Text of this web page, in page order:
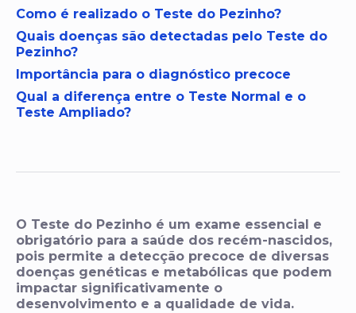
Como é realizado o Teste do Pezinho?
Quais doenças são detectadas pelo Teste do
Pezinho?
Importância para o diagnóstico precoce
Qual a diferença entre o Teste Normal e o
Teste Ampliado?
O Teste do Pezinho é um exame essencial e
obrigatório para a saúde dos recém-nascidos,
pois permite a detecção precoce de diversas
doenças genéticas e metabólicas que podem
impactar significativamente o
desenvolvimento e a qualidade de vida.